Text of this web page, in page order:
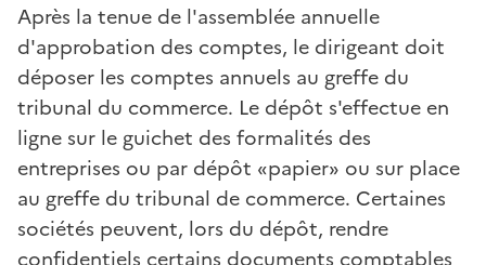
Après la tenue de l'assemblée annuelle
d'approbation des comptes, le dirigeant doit
déposer les comptes annuels au greffe du
tribunal du commerce. Le dépôt s'effectue en
ligne sur le guichet des formalités des
entreprises ou par dépôt «papier» ou sur place
au greffe du tribunal de commerce. Certaines
sociétés peuvent, lors du dépôt, rendre
confidentiels certains documents comptables